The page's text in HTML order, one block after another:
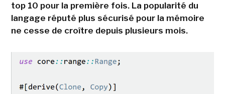
top 10 pour la première fois. La popularité du
langage réputé plus sécurisé pour la mémoire
ne cesse de croître depuis plusieurs mois.